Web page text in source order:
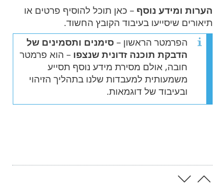
הערות ומידע נוסף – כאן תוכל להוסיף פרטים או
תיאורים שיסייעו בעיבוד הקובץ החשוד.
הפרמטר הראשון – סימנים ותסמינים של
הדבקת תוכנה זדונית שנצפו – הוא פרמטר
חובה, אולם מסירת מידע נוסף תסייע
משמעותית למעבדות שלנו בתהליך הזיהוי
ובעיבוד של דוגמאות.